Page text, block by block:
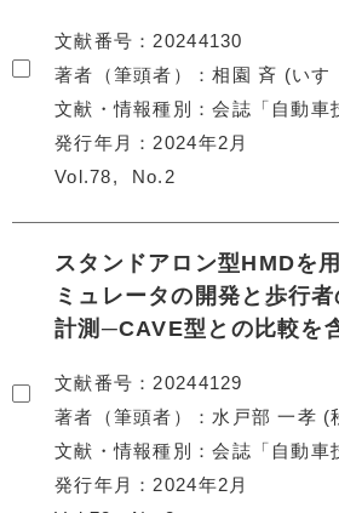
文献番号
20244130
著者（筆頭者）
相園 斉
文献・情報種別
会誌「自動車
発行年月
2024年2月
Vol.78
No.2
スタンドアロン型HMDを
ミュレータの開発と歩行
計測─CAVE型との比較を
文献番号
20244129
著者（筆頭者）
水
文献・情報種別
会誌「自動車
発行年月
2024年2月